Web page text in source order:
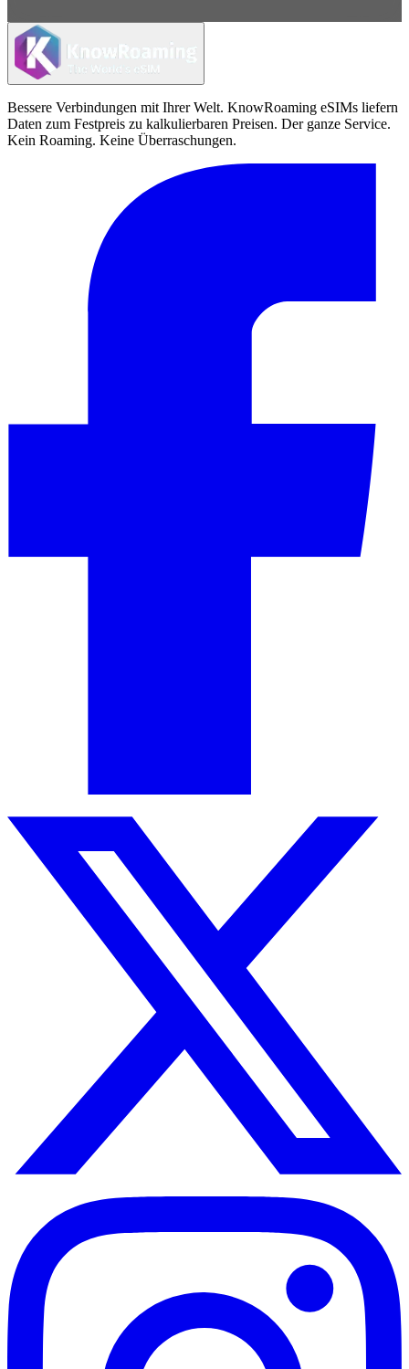
Bessere Verbindungen mit Ihrer Welt. KnowRoaming eSIMs liefern
Daten zum Festpreis zu kalkulierbaren Preisen. Der ganze Service.
Kein Roaming. Keine Überraschungen.